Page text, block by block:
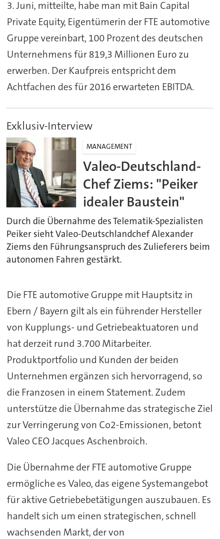
3. Juni, mitteilte, habe man mit Bain Capital
Private Equity, Eigentümerin der FTE automotive
Gruppe vereinbart, 100 Prozent des deutschen
Unternehmens für 819,3 Millionen Euro zu
erwerben. Der Kaufpreis entspricht dem
Achtfachen des für 2016 erwarteten EBITDA.
Exklusiv-Interview
MANAGEMENT
Valeo-Deutschland-
Chef Ziems: "Peiker
idealer Baustein"
Durch die Übernahme des Telematik-Spezialisten
Peiker sieht Valeo-Deutschlandchef Alexander
Ziems den Führungsanspruch des Zulieferers beim
autonomen Fahren gestärkt.
Die FTE automotive Gruppe mit Hauptsitz in
Ebern / Bayern gilt als ein führender Hersteller
von Kupplungs- und Getriebeaktuatoren und
hat derzeit rund 3.700 Mitarbeiter.
Produktportfolio und Kunden der beiden
Unternehmen ergänzen sich hervorragend, so
die Franzosen in einem Statement. Zudem
unterstütze die Übernahme das strategische Ziel
zur Verringerung von Co2-Emissionen, betont
Valeo CEO Jacques Aschenbroich.
Die Übernahme der FTE automotive Gruppe
ermögliche es Valeo, das eigene Systemangebot
für aktive Getriebebetätigungen auszubauen. Es
handelt sich um einen strategischen, schnell
wachsenden Markt, der von